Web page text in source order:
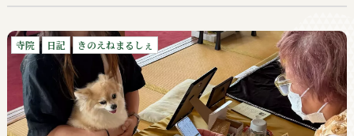
寺院 日記 きのえねまるしぇ